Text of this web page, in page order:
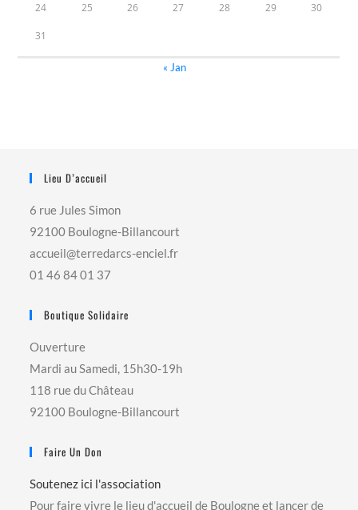
24 25 26 27 28 29 30
31
« Jan
Lieu D’accueil
6 rue Jules Simon
92100 Boulogne-Billancourt
accueil@terredarcs-enciel.fr
01 46 84 01 37
Boutique Solidaire
Ouverture
Mardi au Samedi, 15h30-19h
118 rue du Château
92100 Boulogne-Billancourt
Faire Un Don
Soutenez ici l'association
Pour faire vivre le lieu d'accueil de Boulogne et lancer de